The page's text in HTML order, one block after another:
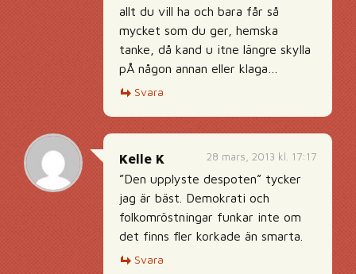
allt du vill ha och bara får så
mycket som du ger, hemska
tanke, då kand u itne längre skylla
pÅ någon annan eller klaga…
Svara
28 mars, 2013 kl. 17:17
Kelle K
”Den upplyste despoten” tycker
jag är bäst. Demokrati och
folkomröstningar funkar inte om
det finns fler korkade än smarta.
Svara